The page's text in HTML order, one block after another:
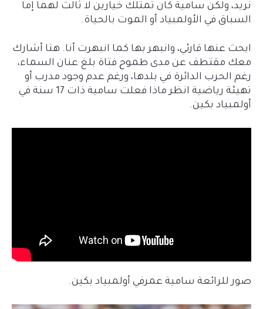
نريد، ولكن سامية كان تمتلك خيارين لا ثالث لهما إما
السباق في الأولمبياد أو الموت بالحياة.
ابحث عنها قارئي، وانبهر بها كما انبهرت أنا. هنا أشارك
معك مقتطف عن مدى طموح فتاة بلغ عنان السماء،
رغم الحرب الدائرة في بلدها، ورغم عدم وجود مدرب أو
تهيئة رياضية انظر ماذا فعلت سامية ذات 17 سنة في
أولمبياد بكين.
صور للرائعة سامية عمرفي أولمبياد بكين.